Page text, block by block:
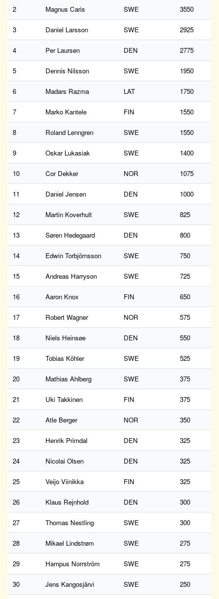
2 Magnus Caris SWE 3550
3 Daniel Larsson SWE 2925
4 Per Laursen DEN 2775
5 Dennis Nilsson SWE 1950
6 Madars Razma LAT 1750
7 Marko Kantele FIN 1550
8 Roland Lenngren SWE 1550
9 Oskar Lukasiak SWE 1400
10 Cor Dekker NOR 1075
11 Daniel Jensen DEN 1000
12 Martin Koverhult SWE 825
13 Søren Hedegaard DEN 800
14 Edwin Torbjörnsson SWE 750
15 Andreas Harryson SWE 725
16 Aaron Knox FIN 650
17 Robert Wagner NOR 575
18 Niels Heinsøe DEN 550
19 Tobias Köhler SWE 525
20 Mathias Ahlberg SWE 375
21 Uki Takkinen FIN 375
22 Atle Berger NOR 350
23 Henrik Primdal DEN 325
24 Nicolai Olsen DEN 325
25 Veijo Viinikka FIN 325
26 Klaus Rejnhold DEN 300
27 Thomas Nestling SWE 300
28 Mikael Lindstrøm SWE 275
29 Hampus Norrström SWE 275
30 Jens Kangosjärvi SWE 250